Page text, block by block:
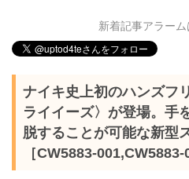
新着記事アラー
ナイキ史上初のハンズフ
ライイーズ〉が登場。手
脱することが可能な新型
［CW5883-001,CW5883-